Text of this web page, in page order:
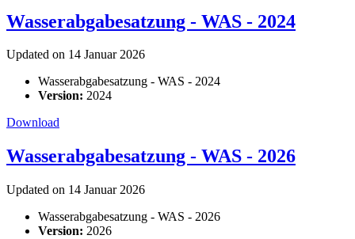
Wasserabgabesatzung - WAS - 2024
Updated on 14 Januar 2026
Wasserabgabesatzung - WAS - 2024
Version: 2024
Download
Wasserabgabesatzung - WAS - 2026
Updated on 14 Januar 2026
Wasserabgabesatzung - WAS - 2026
Version: 2026